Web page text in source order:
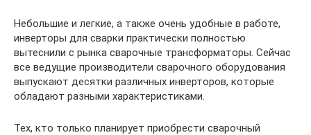
Небольшие и легкие, а также очень удобные в работе,
инверторы для сварки практически полностью
вытеснили с рынка сварочные трансформаторы. Сейчас
все ведущие производители сварочного оборудования
выпускают десятки различных инверторов, которые
обладают разными характеристиками.
Тех, кто только планирует приобрести сварочный